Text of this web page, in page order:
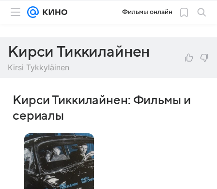
Фильмы онлайн
Кирси Тиккилайнен
Kirsi Tykkyläinen
Кирси Тиккилайнен: Фильмы и
сериалы